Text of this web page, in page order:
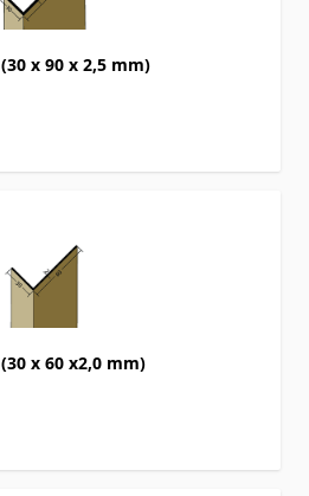
x 90 x 2,5 mm)
x 60 x2,0 mm)